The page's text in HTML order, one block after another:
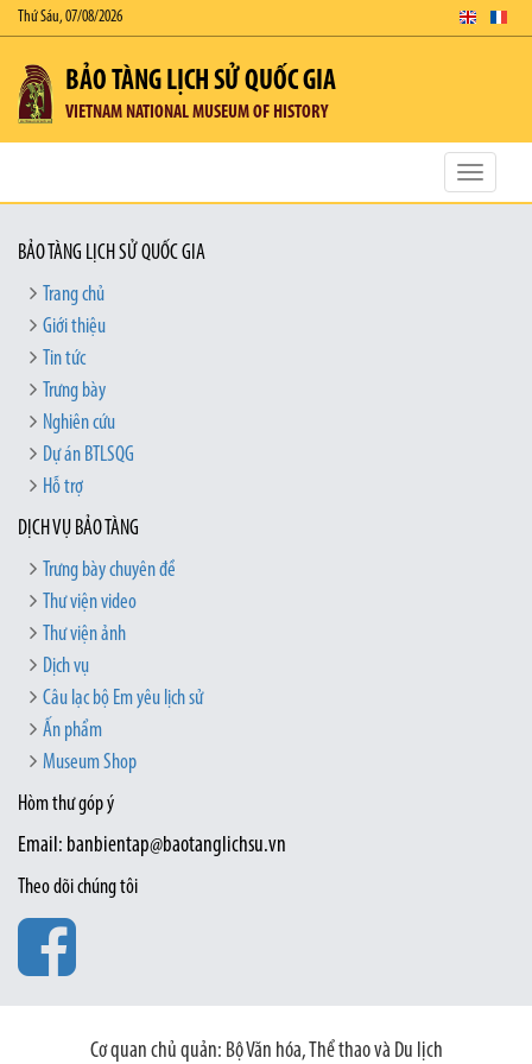
Thứ Sáu, 07/08/2026
BẢO TÀNG LỊCH SỬ QUỐC GIA
VIETNAM NATIONAL MUSEUM OF HISTORY
Toggle
BẢO TÀNG LỊCH SỬ QUỐC GIA
Trang chủ
Giới thiệu
Tin tức
Trưng bày
Nghiên cứu
Dự án BTLSQG
Hỗ trợ
DỊCH VỤ BẢO TÀNG
Trưng bày chuyên đề
Thư viện video
Thư viện ảnh
Dịch vụ
Câu lạc bộ Em yêu lịch sử
Ấn phẩm
Museum Shop
Hòm thư góp ý
Email: banbientap@baotanglichsu.vn
Theo dõi chúng tôi
Cơ quan chủ quản: Bộ Văn hóa, Thể thao và Du lịch